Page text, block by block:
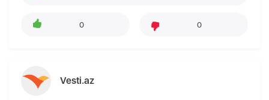
0 0
Vesti.az